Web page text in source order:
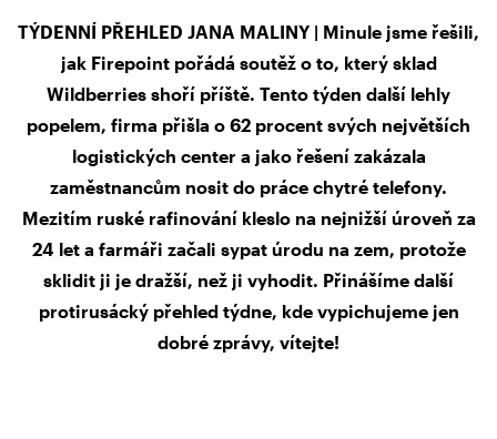
TÝDENNÍ PŘEHLED JANA MALINY | Minule jsme řešili,
jak Firepoint pořádá soutěž o to, který sklad
Wildberries shoří příště. Tento týden další lehly
popelem, firma přišla o 62 procent svých největších
logistických center a jako řešení zakázala
zaměstnancům nosit do práce chytré telefony.
Mezitím ruské rafinování kleslo na nejnižší úroveň za
24 let a farmáři začali sypat úrodu na zem, protože
sklidit ji je dražší, než ji vyhodit. Přinášíme další
protirusácký přehled týdne, kde vypichujeme jen
dobré zprávy, vítejte!